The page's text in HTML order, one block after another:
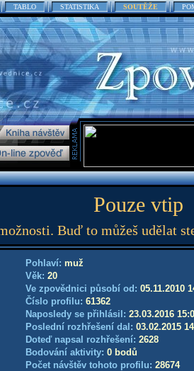
TABLO STATISTIKA SOUTĚŽE
Pouze vtip
Buď to můžeš udělat
Pohlaví: muž
Věk: 20
Ve zpovědnici působí od: 05.11.2010
Číslo profilu: 61362
Naposledy se přihlásil: 23.03.2016
Poslední rozhřešení dal: 03.02.2015
Doteď napsal rozhřešení: 2628
Bodování aktivity: 0 bodů
Počet návštěv tohoto profilu: 28674